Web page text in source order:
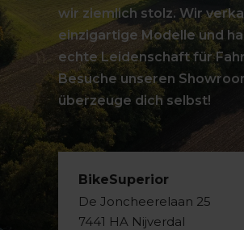
wir ziemlich stolz. Wir
einzigartige Modelle und
echte Leidenschaft für
Besuche unseren
überzeuge dich selbst!
BikeSuperior
De Joncheerelaan 25
7441 HA Nijverdal